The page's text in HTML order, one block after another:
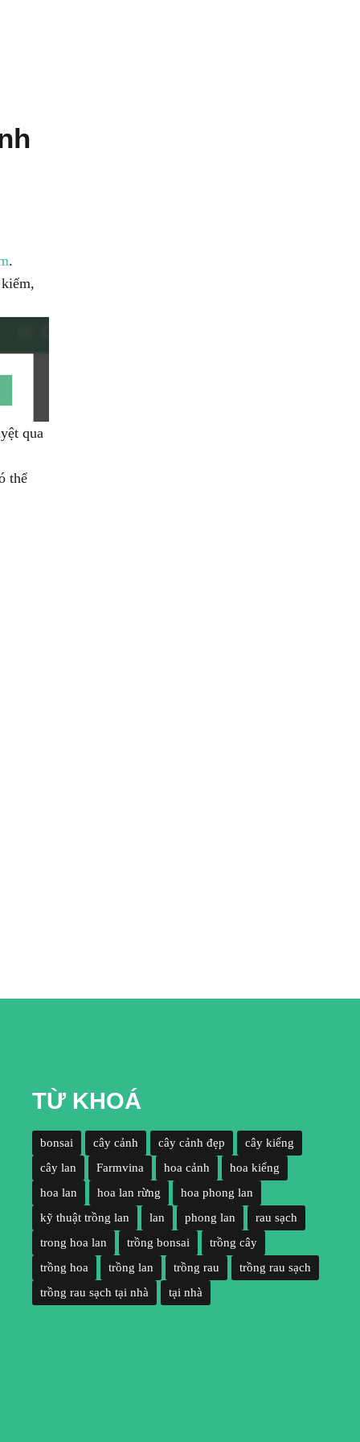
.
qua
thể
TỪ KHOÁ
bonsai cây cảnh cây cảnh đẹp
cây kiểng
cây lan
Farmvina hoa cảnh
hoa kiểng
hoa lan
hoa lan rừng
hoa phong lan
kỹ thuật trồng lan
lan phong lan
rau sạch
trong hoa lan
trồng bonsai
trồng cây
trồng hoa
trồng lan trồng rau
trồng rau sạch
trồng rau sạch tại nhà
tại nhà